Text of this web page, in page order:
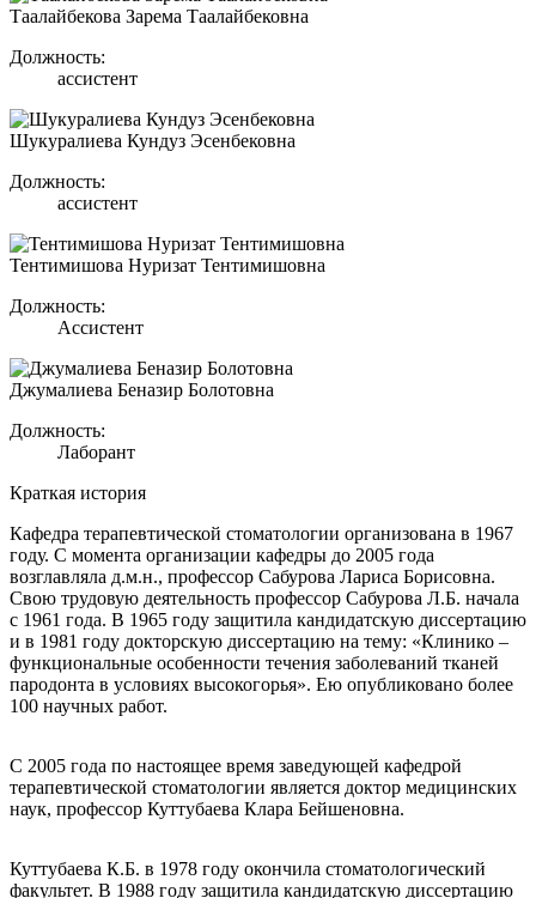
Таалайбекова Зарема Таалайбековна
Должность:
ассистент
Шукуралиева Кундуз Эсенбековна
Должность:
ассистент
Тентимишова Нуризат Тентимишовна
Должность:
Ассистент
Джумалиева Беназир Болотовна
Должность:
Лаборант
Краткая история
Кафедра терапевтической стоматологии организована в 1967
году. С момента организации кафедры до 2005 года
возглавляла д.м.н., профессор Сабурова Лариса Борисовна.
Свою трудовую деятельность профессор Сабурова Л.Б. начала
с 1961 года. В 1965 году защитила кандидатскую диссертацию
и в 1981 году докторскую диссертацию на тему: «Клинико –
функциональные особенности течения заболеваний тканей
пародонта в условиях высокогорья». Ею опубликовано более
100 научных работ.
С 2005 года по настоящее время заведующей кафедрой
терапевтической стоматологии является доктор медицинских
наук, профессор Куттубаева Клара Бейшеновна.
Куттубаева К.Б. в 1978 году окончила стоматологический
факультет. В 1988 году защитила кандидатскую диссертацию